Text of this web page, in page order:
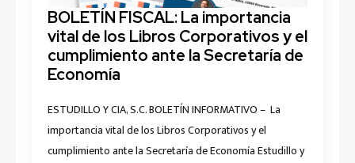
BOLETÍN FISCAL: La importancia
vital de los Libros Corporativos y el
cumplimiento ante la Secretaría de
Economía
ESTUDILLO Y CIA, S.C. BOLETÍN INFORMATIVO – La
importancia vital de los Libros Corporativos y el
cumplimiento ante la Secretaría de Economía Estudillo y